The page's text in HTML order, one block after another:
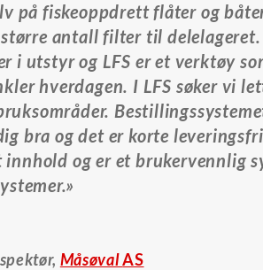
på fiskeoppdrett flåter og
antall filter til
i utstyr og LFS er et verktøy
hverdagen. I LFS søker vi
bra og det er korte
innhold og er et brukervennlig
MåsøvalAS